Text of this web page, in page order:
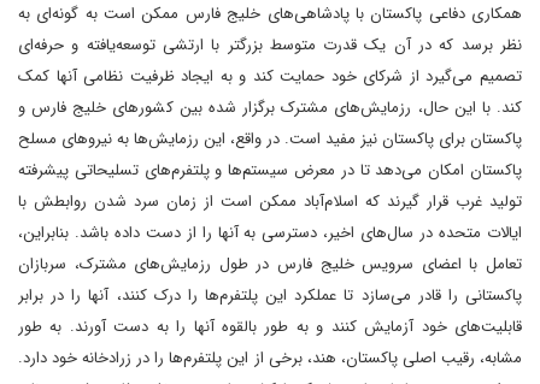
همکاری دفاعی پاکستان با پادشاهی‌های خلیج فارس ممکن است به گونه‌ای به
نظر برسد که در آن یک قدرت متوسط بزرگتر با ارتشی توسعه‌یافته و حرفه‌ای
تصمیم می‌گیرد از شرکای خود حمایت کند و به ایجاد ظرفیت نظامی آنها کمک
کند. با این حال، رزمایش‌های مشترک برگزار شده بین کشورهای خلیج فارس و
پاکستان برای پاکستان نیز مفید است. در واقع، این رزمایش‌ها به نیروهای مسلح
پاکستان امکان می‌دهد تا در معرض سیستم‌ها و پلتفرم‌های تسلیحاتی پیشرفته
تولید غرب قرار گیرند که اسلام‌آباد ممکن است از زمان سرد شدن روابطش با
ایالات متحده در سال‌های اخیر، دسترسی به آنها را از دست داده باشد. بنابراین،
تعامل با اعضای سرویس خلیج فارس در طول رزمایش‌های مشترک، سربازان
پاکستانی را قادر می‌سازد تا عملکرد این پلتفرم‌ها را درک کنند، آنها را در برابر
قابلیت‌های خود آزمایش کنند و به طور بالقوه آنها را به دست آورند. به طور
مشابه، رقیب اصلی پاکستان، هند، برخی از این پلتفرم‌ها را در زرادخانه خود دارد.